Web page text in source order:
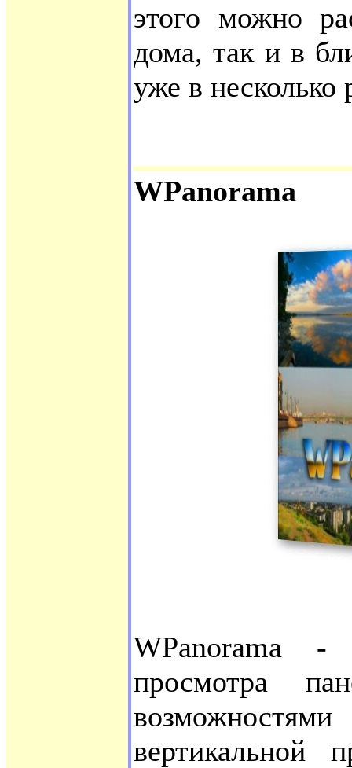
этого можно
дома, так и в
уже в несколько
WPanorama
WPanorama -
просмотра
вертикальной